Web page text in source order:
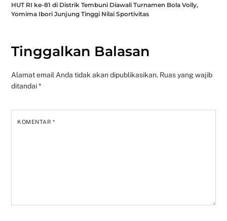
HUT RI ke-81 di Distrik Tembuni Diawali Turnamen Bola Volly,
Yomima Ibori Junjung Tinggi Nilai Sportivitas
Tinggalkan Balasan
Alamat email Anda tidak akan dipublikasikan. Ruas yang wajib
ditandai*
KOMENTAR*